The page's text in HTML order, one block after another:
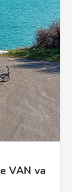
VAN va